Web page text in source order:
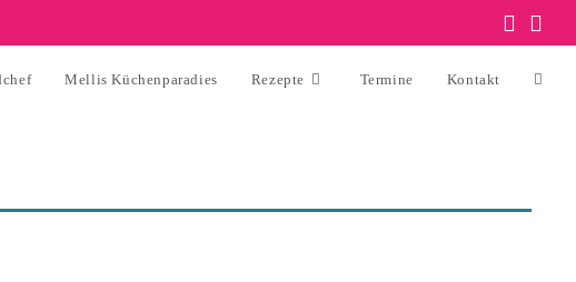
Mellis Küchenparadies Rezepte Termine Kontakt